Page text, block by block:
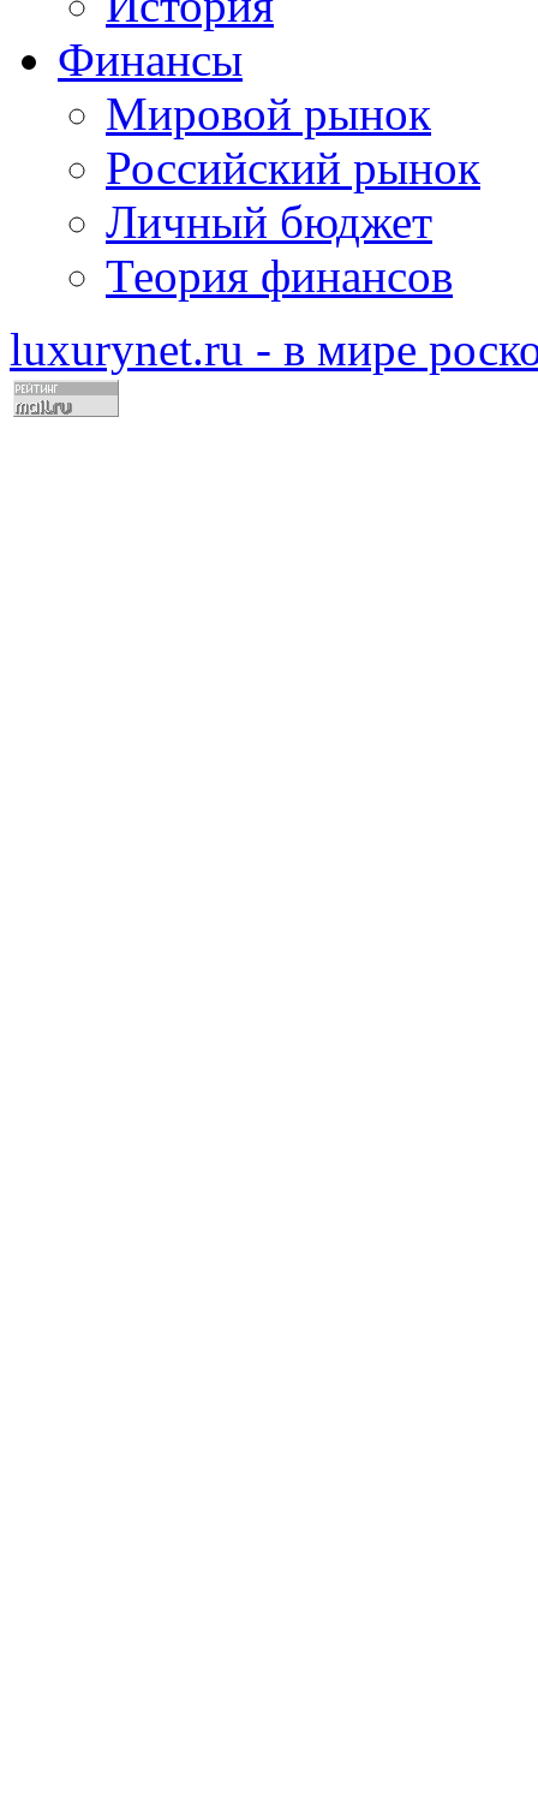
Финансы
Мировой рынок
Российский рынок
Личный бюджет
Теория финансов
luxurynet.ru - в мире